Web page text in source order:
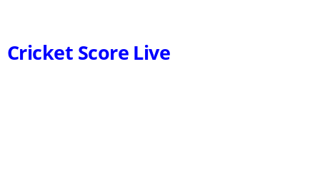
Cricket Score Live